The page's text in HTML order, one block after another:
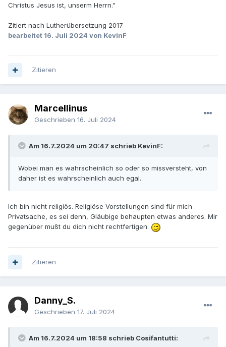
Christus Jesus ist, unserm Herrn."
Zitiert nach Lutherübersetzung 2017
bearbeitet 16. Juli 2024 von KevinF
Zitieren
Marcellinus
Geschrieben 16. Juli 2024
Am 16.7.2024 um 20:47 schrieb KevinF:
Wobei man es wahrscheinlich so oder so missversteht, von
daher ist es wahrscheinlich auch egal.
Ich bin nicht religiös. Religiöse Vorstellungen sind für mich
Privatsache, es sei denn, Gläubige behaupten etwas anderes. Mir
gegenüber mußt du dich nicht rechtfertigen.
Zitieren
Danny_S.
Geschrieben 17. Juli 2024
Am 16.7.2024 um 18:58 schrieb Cosifantutti: